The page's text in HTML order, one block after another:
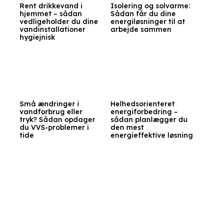
Rent drikkevand i
hjemmet – sådan
vedligeholder du dine
vandinstallationer
hygiejnisk
Isolering og solvarme:
Sådan får du dine
energiløsninger til at
arbejde sammen
Små ændringer i
vandforbrug eller
tryk? Sådan opdager
du VVS-problemer i
tide
Helhedsorienteret
energiforbedring –
sådan planlægger du
den mest
energieffektive løsning